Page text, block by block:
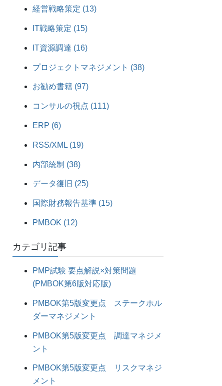
経営戦略策定 (13)
IT戦略策定 (15)
IT資源調達 (16)
プロジェクトマネジメント (38)
お勧め書籍 (97)
コンサルの視点 (111)
ERP (6)
RSS/XML (19)
内部統制 (38)
データ復旧 (25)
国際財務報告基準 (15)
PMBOK (12)
カテゴリ記事
PMP試験 要点解説×対策問題
(PMBOK第6版対応版)
PMBOK第5版変更点 ステークホル
ダーマネジメント
PMBOK第5版変更点 調達マネジメ
ント
PMBOK第5版変更点 リスクマネジ
メント